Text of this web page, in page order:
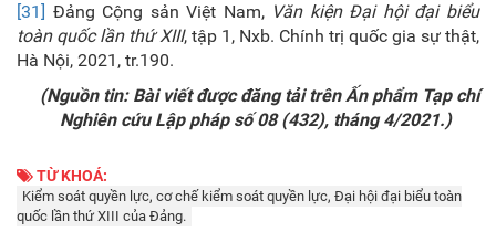
[31] Đảng Cộng sản Việt Nam, Văn kiện Đại hội đại biểu
toàn quốc lần thứ XIII, tập 1, Nxb. Chính trị quốc gia sự thật,
Hà Nội, 2021, tr.190.
(Nguồn tin: Bài viết được đăng tải trên Ấn phẩm Tạp chí
Nghiên cứu Lập pháp số 08 (432), tháng 4/2021.)
TỪ KHOÁ:
Kiểm soát quyền lực, cơ chế kiểm soát quyền lực, Đại hội đại biểu toàn
quốc lần thứ XIII của Đảng.